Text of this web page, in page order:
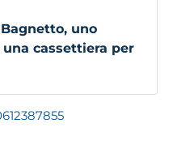
uno
cassettiera per